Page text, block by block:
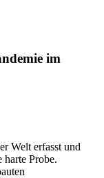
im
Welt erfasst und
harte Probe.